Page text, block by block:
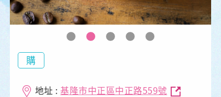
購
地址 : 基隆市中正區中正路559號